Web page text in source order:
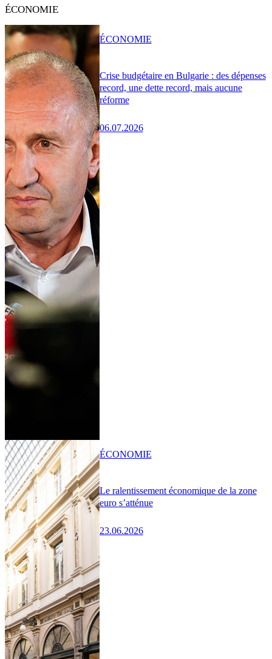
ÉCONOMIE
Crise budgétaire en Bulgarie : des dépenses
record, une dette record, mais aucune
réforme
06.07.2026
ÉCONOMIE
Le ralentissement économique de la zone
euro s’atténue
23.06.2026
ÉCONOMIE